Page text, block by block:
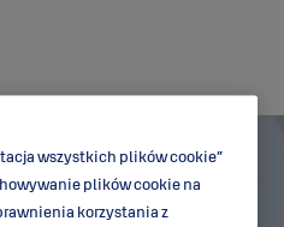
wszystkich plików cookie”
plików cookie na
korzystania z